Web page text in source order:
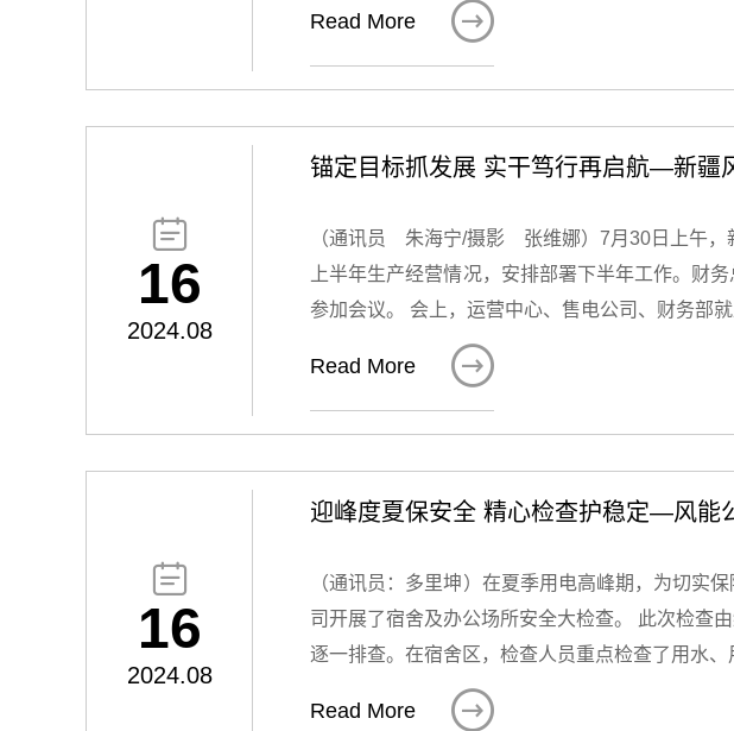
理论知识迅速转化为实际操作能力。 图 培训现场 在培训过程中，讲师们通过生动的案例分析、深入浅出的理论讲解以及互动式的小组讨
论，让参训人员深刻理解了人力资源管理的核心
细作强基础”为题，介绍了近年来在制度建设、
以此次培训、交流为契机，把所学的知识和技能
的活力和动力。
Read More 

16
2024.08
锚定目标抓发展 实干笃行再
（通讯员 朱海宁/摄影 张维娜）7月30日上午，
上半年生产经营情况，安排部署下半年工作。财
参加会议。 会上，运营中心、售电公司、财务部
效执行进度、内控审计整改落实、债权清收情况
决思路和措施。随后，各部门负责人就本部门上
子分别进行了深入且全面的点评，为改进工作提
不断提升业务质效，持续优化运营模式。三是要
聚力、铆足干劲，以更加奋进的姿态、更加务实
Read More 

16
2024.08
迎峰度夏保安全 精心检查护稳定—风能
（通讯员：多里坤）在夏季用电高峰期，为切实
司开展了宿舍及办公场所安全大检查。 此次检查
逐一排查。在宿舍区，检查人员重点检查了用水
情况下能够正常使用。在办公场所，检查小组着
阻，灭火器材是否齐全有效等。 检查过程中，
Read More 